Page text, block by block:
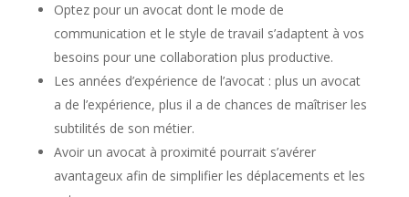
Optez pour un avocat dont le mode de
communication et le style de travail s’adaptent à vos
besoins pour une collaboration plus productive.
Les années d’expérience de l’avocat : plus un avocat
a de l’expérience, plus il a de chances de maîtriser les
subtilités de son métier.
Avoir un avocat à proximité pourrait s’avérer
avantageux afin de simplifier les déplacements et les